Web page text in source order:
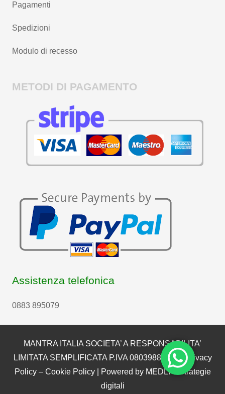
Pagamenti
Spedizioni
Modulo di recesso
METODI DI PAGAMENTO
Assistenza telefonica
0883 895079
MANTRA ITALIA SOCIETA’ A RESPONSABILITA’
LIMITATA SEMPLIFICATA P.IVA 08039880722 | Privacy
Policy– Cookie Policy| Powered by MEDLI – Strategie
digitali